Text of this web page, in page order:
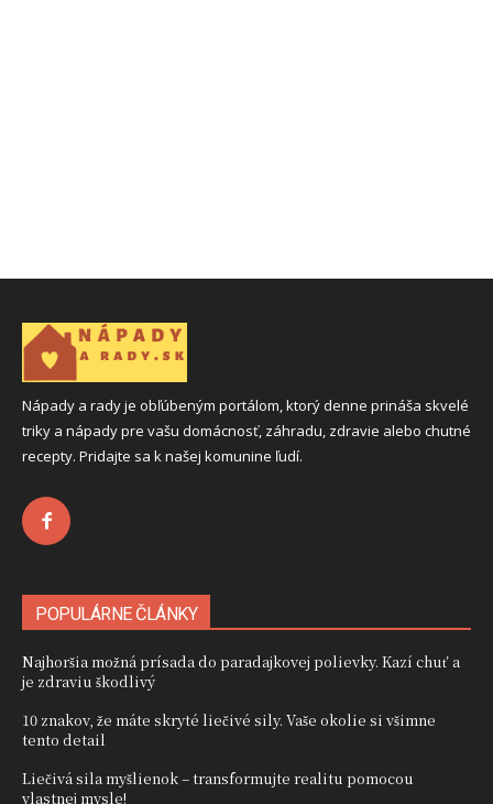
Nápady a rady je obľúbeným portálom, ktorý denne prináša skvelé
triky a nápady pre vašu domácnosť, záhradu, zdravie alebo chutné
recepty. Pridajte sa k našej komunine ľudí.
POPULÁRNE ČLÁNKY
Najhoršia možná prísada do paradajkovej polievky. Kazí chuť a
je zdraviu škodlivý
10 znakov, že máte skryté liečivé sily. Vaše okolie si všimne
tento detail
Liečivá sila myšlienok – transformujte realitu pomocou
vlastnej mysle!